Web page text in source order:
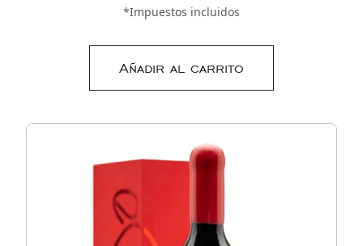
*Impuestos incluidos
Añadir al carrito